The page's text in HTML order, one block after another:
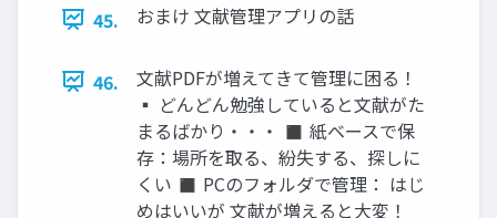
45. おまけ 文献管理アプリの話
46.
文献PDFが増えてきて管理に困る！
▪ どんどん勉強していると文献がた
まるばかり・・・ ◼ 紙ベースで保
存：場所を取る、紛失する、探しに
くい ◼ PCのフォルダで管理： はじ
めはいいが 文献が増えると大変！